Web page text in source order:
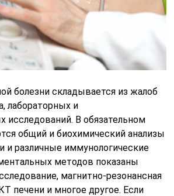
болезни складывается из жалоб
лабораторных и
исследований. В обязательном
общий и биохимический анализы
и различные иммунологические
методов показаны
магнитно-резонансная
печени и многое другое. Если